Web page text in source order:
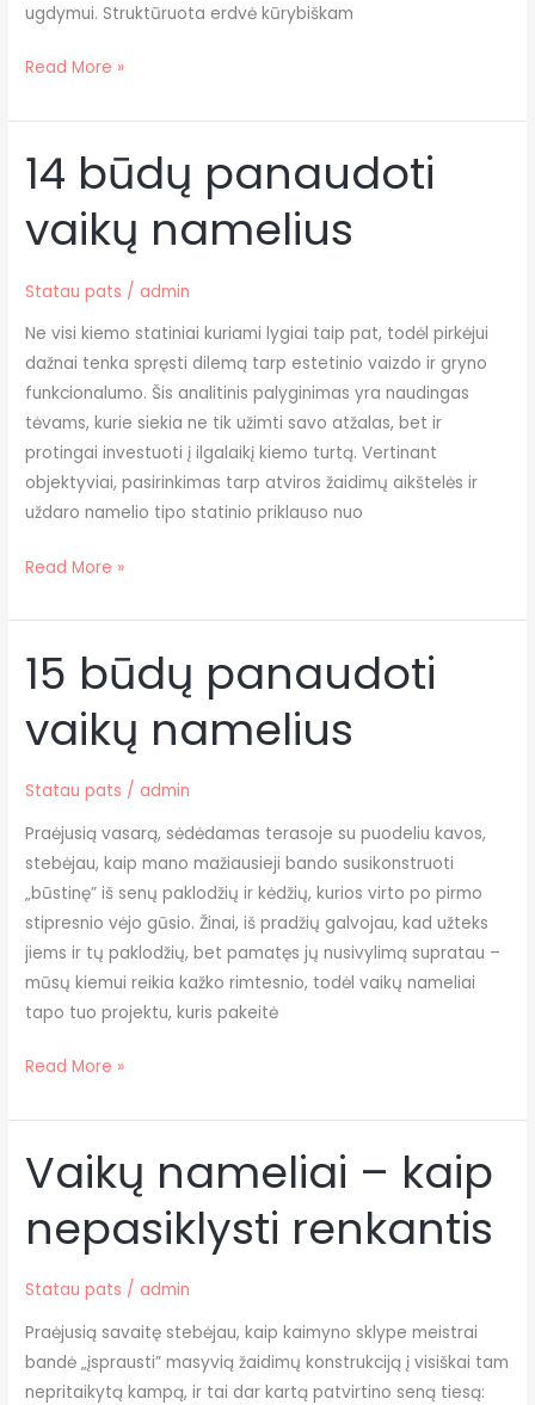
ugdymui. Struktūruota erdvė kūrybiškam
Read More »
14 būdų panaudoti
vaikų namelius
Statau pats / admin
Ne visi kiemo statiniai kuriami lygiai taip pat, todėl pirkėjui
dažnai tenka spręsti dilemą tarp estetinio vaizdo ir gryno
funkcionalumo. Šis analitinis palyginimas yra naudingas
tėvams, kurie siekia ne tik užimti savo atžalas, bet ir
protingai investuoti į ilgalaikį kiemo turtą. Vertinant
objektyviai, pasirinkimas tarp atviros žaidimų aikštelės ir
uždaro namelio tipo statinio priklauso nuo
14
būdų
panaudoti
vaikų
Read More »
15 būdų panaudoti
vaikų namelius
Statau pats / admin
Praėjusią vasarą, sėdėdamas terasoje su puodeliu kavos,
stebėjau, kaip mano mažiausieji bando susikonstruoti
„būstinę” iš senų paklodžių ir kėdžių, kurios virto po pirmo
stipresnio vėjo gūsio. Žinai, iš pradžių galvojau, kad užteks
jiems ir tų paklodžių, bet pamatęs jų nusivylimą supratau –
mūsų kiemui reikia kažko rimtesnio, todėl vaikų nameliai
tapo tuo projektu, kuris pakeitė
15
būdų
panaudoti
vaikų
Read More »
Vaikų nameliai – kaip
nepasiklysti renkantis
Statau pats / admin
Praėjusią savaitę stebėjau, kaip kaimyno sklype meistrai
bandė „įsprausti” masyvią žaidimų konstrukciją į visiškai tam
nepritaikytą kampą, ir tai dar kartą patvirtino seną tiesą:
Vaikų
nameliai
–
kaip
nepasiklysti